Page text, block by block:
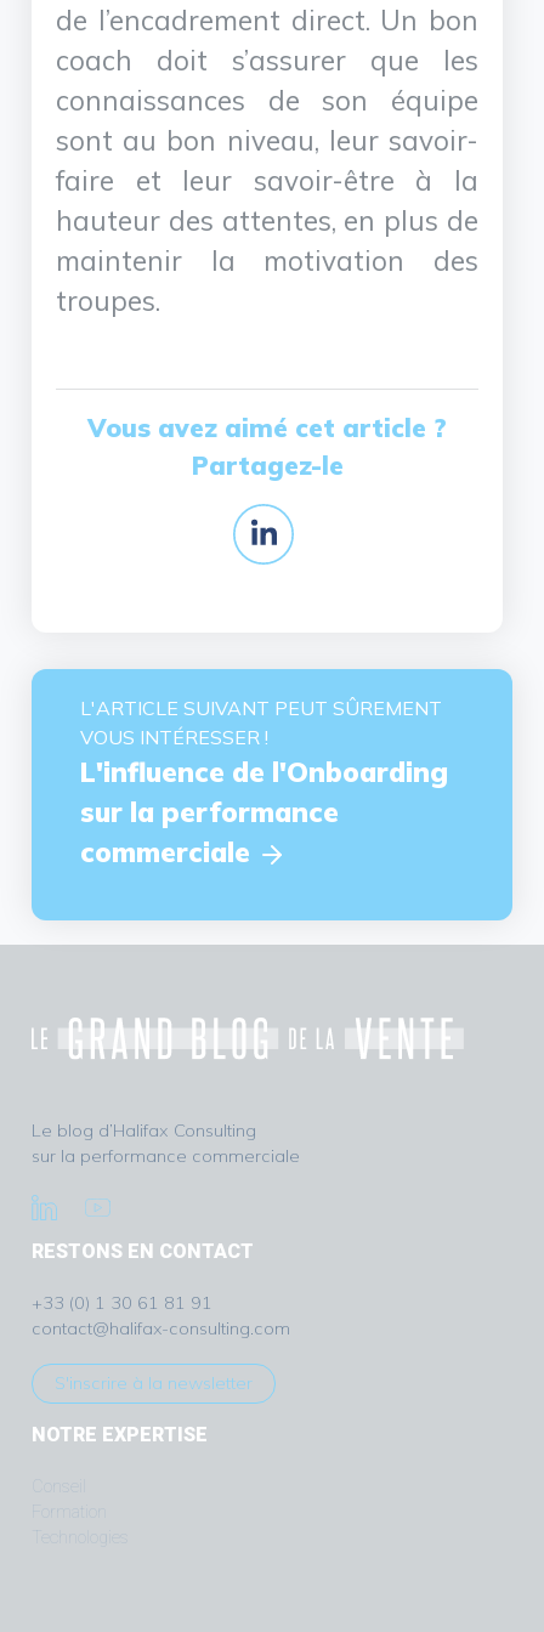
de l’encadrement direct. Un bon
coach doit s’assurer que les
connaissances de son équipe
sont au bon niveau, leur savoir-
faire et leur savoir-être à la
hauteur des attentes, en plus de
maintenir la motivation des
troupes.
Vous avez aimé cet article ?
Partagez-le
L'ARTICLE SUIVANT PEUT SÛREMENT
VOUS INTÉRESSER !
L'influence de l'Onboarding
sur la performance
commerciale
Le blog d’Halifax Consulting
sur la performance commerciale
RESTONS EN CONTACT
+33 (0) 1 30 61 81 91
contact@halifax-consulting.com
S'inscrire à la newsletter
NOTRE EXPERTISE
Conseil
Formation
Technologies